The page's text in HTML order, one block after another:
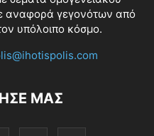
αναφορά γεγονότων από
υπόλοιπο κόσμο.
ΜΑΣ